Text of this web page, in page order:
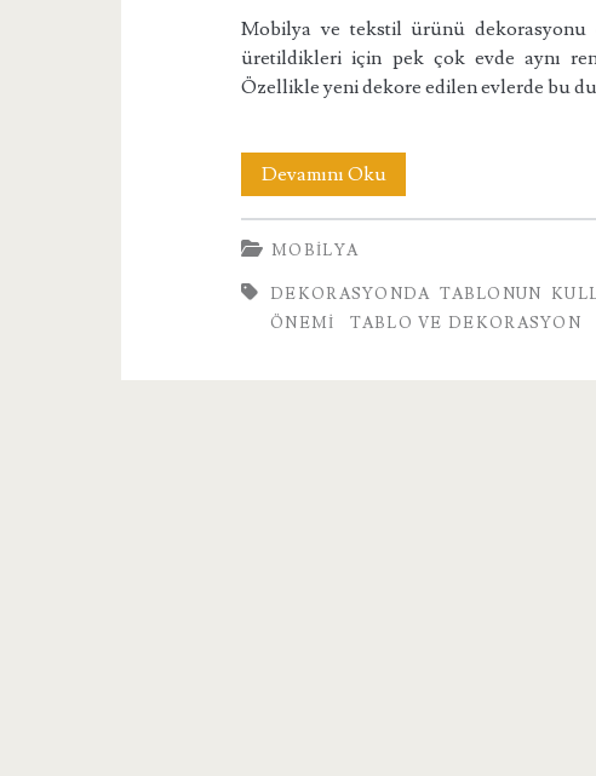
Mobilya ve tekstil ürünü dekorasyonu
üretildikleri için pek çok evde aynı
Özellikle yeni dekore edilen evlerde bu
Devamını OkuDekorasyonda
Tablonun
Nedir?
MOBILYA
DEKORASYONDA TABLONUN
ÖNEMI
TABLO VE DEKORASYON